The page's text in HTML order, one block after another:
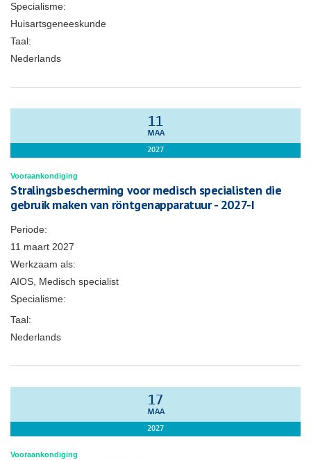
Specialisme:
Huisartsgeneeskunde
Taal:
Nederlands
11
MAA
2027
Vooraankondiging
Stralingsbescherming voor medisch specialisten die
gebruik maken van röntgenapparatuur - 2027-I
Periode:
11 maart 2027
Werkzaam als:
AIOS, Medisch specialist
Specialisme:
Taal:
Nederlands
17
MAA
2027
Vooraankondiging